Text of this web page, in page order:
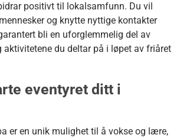
positivt til lokalsamfunn. Du vil
og knytte nyttige kontakter
bli en uforglemmelig del av
aktivitetene du deltar på i løpet av friåret
eventyret ditt i
er en unik mulighet til å vokse og lære,